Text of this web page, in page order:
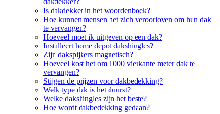
dakdekker?
Is dakdekker in het woordenboek?
Hoe kunnen mensen het zich veroorloven om hun dak
te vervangen?
Hoeveel moet ik uitgeven op een dak?
Installeert home depot dakshingles?
Zijn dakspijkers magnetisch?
Hoeveel kost het om 1000 vierkante meter dak te
vervangen?
Stijgen de prijzen voor dakbedekking?
Welk type dak is het duurst?
Welke dakshingles zijn het beste?
Hoe wordt dakbedekking gedaan?